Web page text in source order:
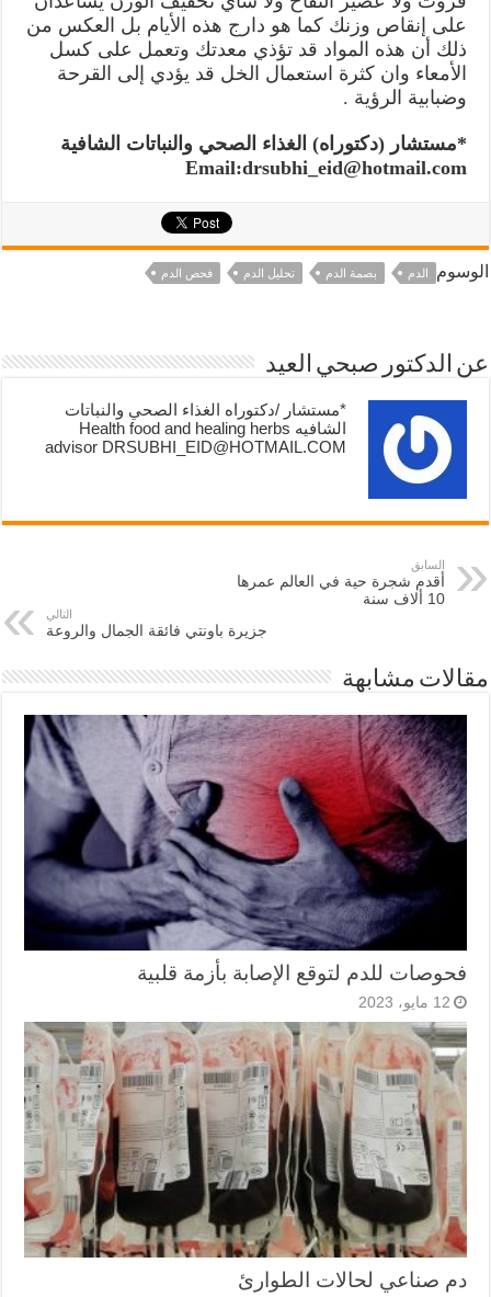
على إنقاص وزنك كما هو دارج هذه الأيام بل العكس من
ذلك أن هذه المواد قد تؤذي معدتك وتعمل على كسل
الأمعاء وان كثرة استعمال الخل قد يؤدي إلى القرحة
وضبابية الرؤية .
*مستشار (دكتوراه) الغذاء الصحي والنباتات الشافية
Email:drsubhi_eid@hotmail.com
الوسوم الدم بصمة الدم تحليل الدم فحص الدم
عن الدكتور صبحي العيد
*مستشار /دكتوراه الغذاء الصحي والنباتات
الشافيه Health food and healing herbs
advisor DRSUBHI_EID@HOTMAIL.COM
السابق
أقدم شجرة حية في العالم عمرها
10 ألاف سنة
التالي
جزيرة باونتي فائقة الجمال والروعة
مقالات مشابهة
فحوصات للدم لتوقع الإصابة بأزمة قلبية
12 مايو، 2023
دم صناعي لحالات الطوارئ